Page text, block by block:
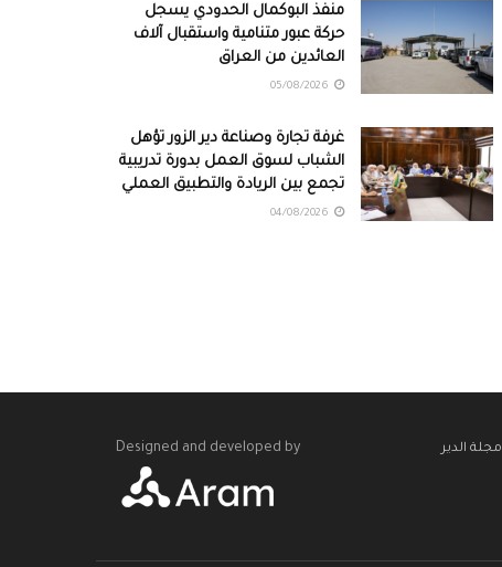
منفذ البوكمال الحدودي يسجل
حركة عبور متنامية واستقبال آلاف
العائدين من العراق
غرفة تجارة وصناعة دير الزور تؤهل
الشباب لسوق العمل بدورة تدريبية
تجمع بين الريادة والتطبيق العملي
مجلة الدير Designed and developed by